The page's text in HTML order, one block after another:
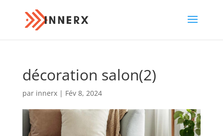
décoration salon(2)
par innerx| Fév 8, 2024